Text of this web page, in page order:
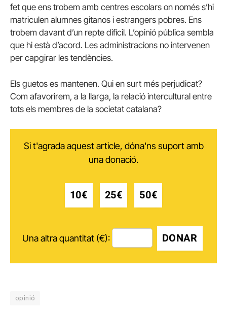
fet que ens trobem amb centres escolars on només s’hi
matriculen alumnes gitanos i estrangers pobres. Ens
trobem davant d’un repte difícil. L’opinió pública sembla
que hi està d’acord. Les administracions no intervenen
per capgirar les tendències.
Els guetos es mantenen. Qui en surt més perjudicat?
Com afavorirem, a la llarga, la relació intercultural entre
tots els membres de la societat catalana?
Si t'agrada aquest article, dóna'ns suport amb
una donació.
10€ 25€ 50€
Una altra quantitat (€): DONAR
opinió